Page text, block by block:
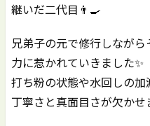
継いだ二代目👨‍🍳
兄弟子の元で修行しなが
力に惹かれていきました✨️
打ち粉の状態や水回しの加
丁寧さと真面目さが欠かせ